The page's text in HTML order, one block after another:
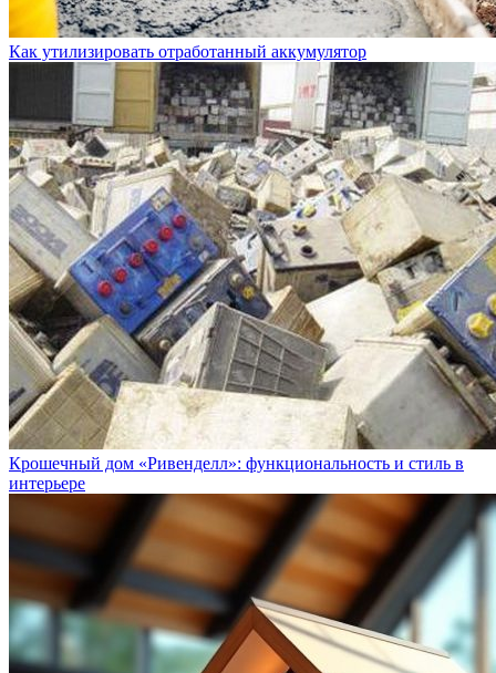
Как утилизировать отработанный аккумулятор
Крошечный дом «Ривенделл»: функциональность и стиль в
интерьере